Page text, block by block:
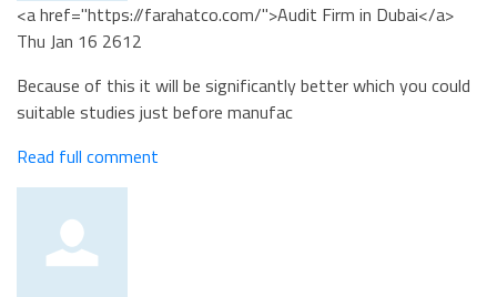
<a href="https://farahatco.com/">Audit Firm in Dubai</a>
Thu Jan 16 2612
Because of this it will be significantly better which you could
suitable studies just before manufac
Read full comment